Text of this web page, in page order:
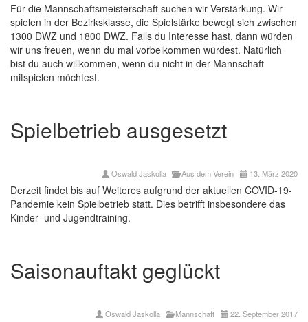
Für die Mannschaftsmeisterschaft suchen wir Verstärkung. Wir
spielen in der Bezirksklasse, die Spielstärke bewegt sich zwischen
1300 DWZ und 1800 DWZ. Falls du Interesse hast, dann würden
wir uns freuen, wenn du mal vorbeikommen würdest. Natürlich
bist du auch willkommen, wenn du nicht in der Mannschaft
mitspielen möchtest.
Spielbetrieb ausgesetzt
Oswald Jaskolla Aus dem Verein 13. März 2020
Derzeit findet bis auf Weiteres aufgrund der aktuellen COVID-19-
Pandemie kein Spielbetrieb statt. Dies betrifft insbesondere das
Kinder- und Jugendtraining.
Saisonauftakt geglückt
Oswald Jaskolla Mannschaft 22. September 2017